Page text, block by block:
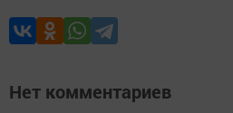
Нет комментариев